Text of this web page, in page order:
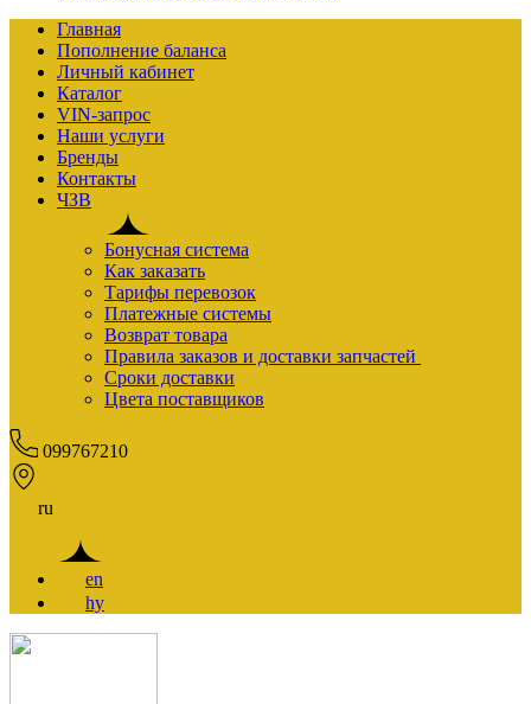
Главная
Пополнение баланса
Личный кабинет
Каталог
VIN-запрос
Наши услуги
Бренды
Контакты
ЧЗВ
Бонусная система
Как заказать
Тарифы перевозок
Платежные системы
Возврат товара
Правила заказов и доставки запчастей
Сроки доставки
Цвета поставщиков
099767210
ru
en
hy